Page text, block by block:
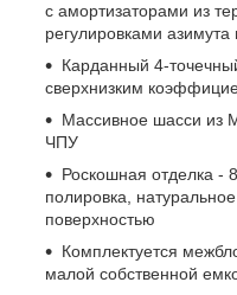
с амортизаторами из
регулировками азимута
Карданный 4-
сверхнизким
Массивное шасси из
ЧПУ
Роскошная отделка -
полировка,
поверхностью
Комплектуется
малой собственной